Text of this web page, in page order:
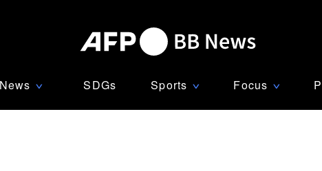
News ∨ SDGs Sports ∨ Focus ∨